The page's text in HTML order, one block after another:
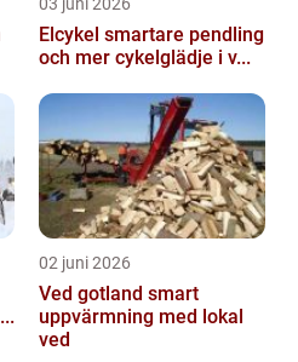
Elcykel smartare pendling
och mer cykelglädje i v...
02 juni 2026
Ved gotland smart
uppvärmning med lokal
ved